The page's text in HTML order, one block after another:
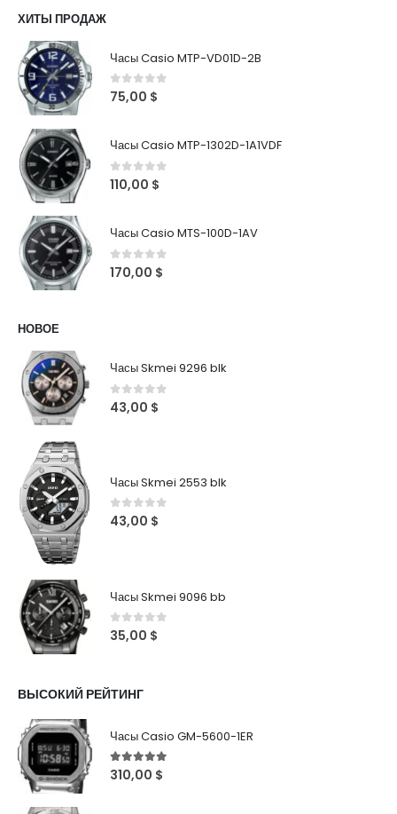
ХИТЫ ПРОДАЖ
Часы Casio MTP-VD01D-2B
0out of 5
75,00 $
Часы Casio MTP-1302D-1A1VDF
0out of 5
110,00 $
Часы Casio MTS-100D-1AV
0out of 5
170,00 $
НОВОЕ
Часы Skmei 9296 blk
0 out of 5
43,00 $
Часы Skmei 2553 blk
0 out of 5
43,00 $
Часы Skmei 9096 bb
0out of 5
35,00 $
ВЫСОКИЙ РЕЙТИНГ
Часы Casio GM-5600-1ER
5out of 5
310,00 $